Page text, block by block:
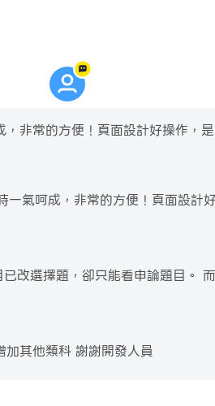
非常的方便！頁面設計好操作，
氣呵成，非常的方便！頁面設計
改選擇題，卻只能看申論題目。
其他類科 謝謝開發人員